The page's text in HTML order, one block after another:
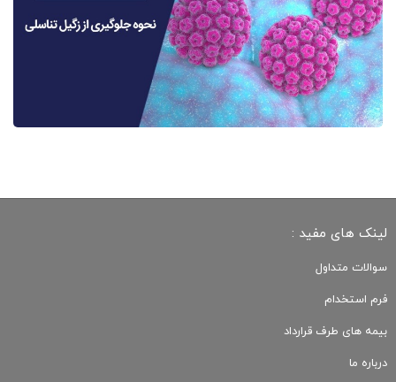
لینک های مفید :
سوالات متداول
فرم استخدام
بیمه های طرف قرارداد
درباره ما